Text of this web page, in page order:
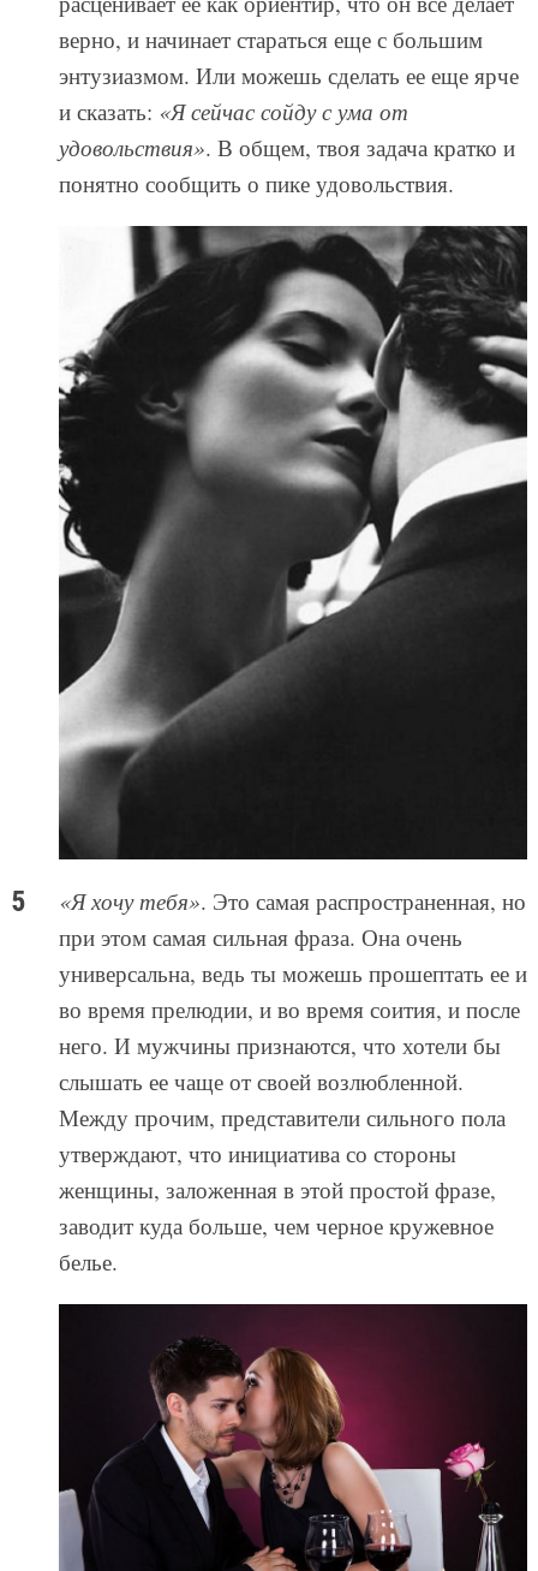
верно, и начинает стараться еще с большим
энтузиазмом. Или можешь сделать ее еще ярче
и сказать: «Я сейчас сойду с ума от
удовольствия». В общем, твоя задача кратко и
понятно сообщить о пике удовольствия.
«Я хочу тебя». Это самая распространенная, но
при этом самая сильная фраза. Она очень
универсальна, ведь ты можешь прошептать ее и
во время прелюдии, и во время соития, и после
него. И мужчины признаются, что хотели бы
слышать ее чаще от своей возлюбленной.
Между прочим, представители сильного пола
утверждают, что инициатива со стороны
женщины, заложенная в этой простой фразе,
заводит куда больше, чем черное кружевное
белье.